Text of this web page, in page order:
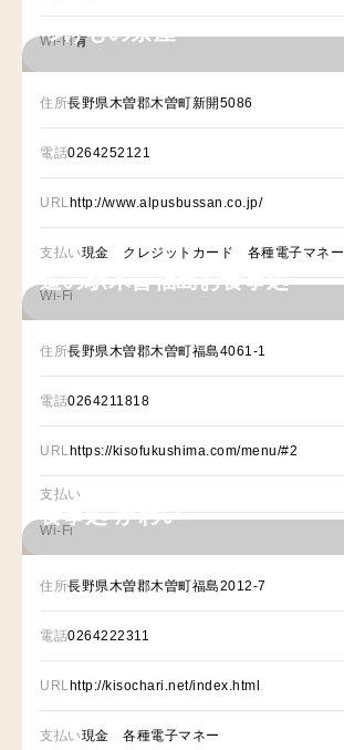
Wi-Fi有
つけもの茶屋
住所長野県木曽郡木曽町新開5086
電話0264252121
URLhttp://www.alpusbussan.co.jp/
支払い現金 クレジットカード 各種電子マネー
Wi-Fi
道の駅木曽福島お食事処
住所長野県木曽郡木曽町福島4061-1
電話0264211818
URLhttps://kisofukushima.com/menu/#2
支払い
Wi-Fi
食事処 かわい
住所長野県木曽郡木曽町福島2012-7
電話0264222311
URLhttp://kisochari.net/index.html
支払い現金 各種電子マネー